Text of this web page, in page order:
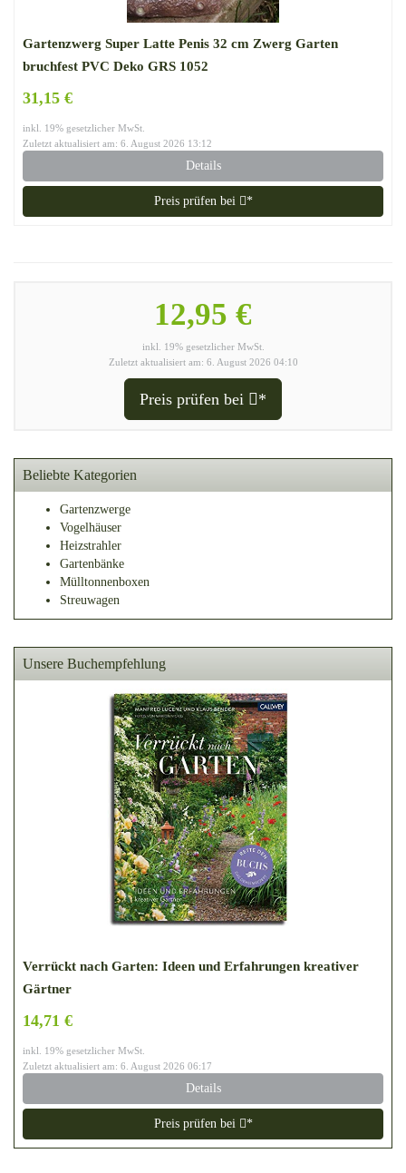
Gartenzwerg Super Latte Penis 32 cm Zwerg Garten
bruchfest PVC Deko GRS 1052
31,15 €
inkl. 19% gesetzlicher MwSt.
Zuletzt aktualisiert am: 6. August 2026 13:12
Details
Preis prüfen bei *
12,95 €
inkl. 19% gesetzlicher MwSt.
Zuletzt aktualisiert am: 6. August 2026 04:10
Preis prüfen bei *
Beliebte Kategorien
Gartenzwerge
Vogelhäuser
Heizstrahler
Gartenbänke
Mülltonnenboxen
Streuwagen
Unsere Buchempfehlung
Verrückt nach Garten: Ideen und Erfahrungen kreativer
Gärtner
14,71 €
inkl. 19% gesetzlicher MwSt.
Zuletzt aktualisiert am: 6. August 2026 06:17
Details
Preis prüfen bei *